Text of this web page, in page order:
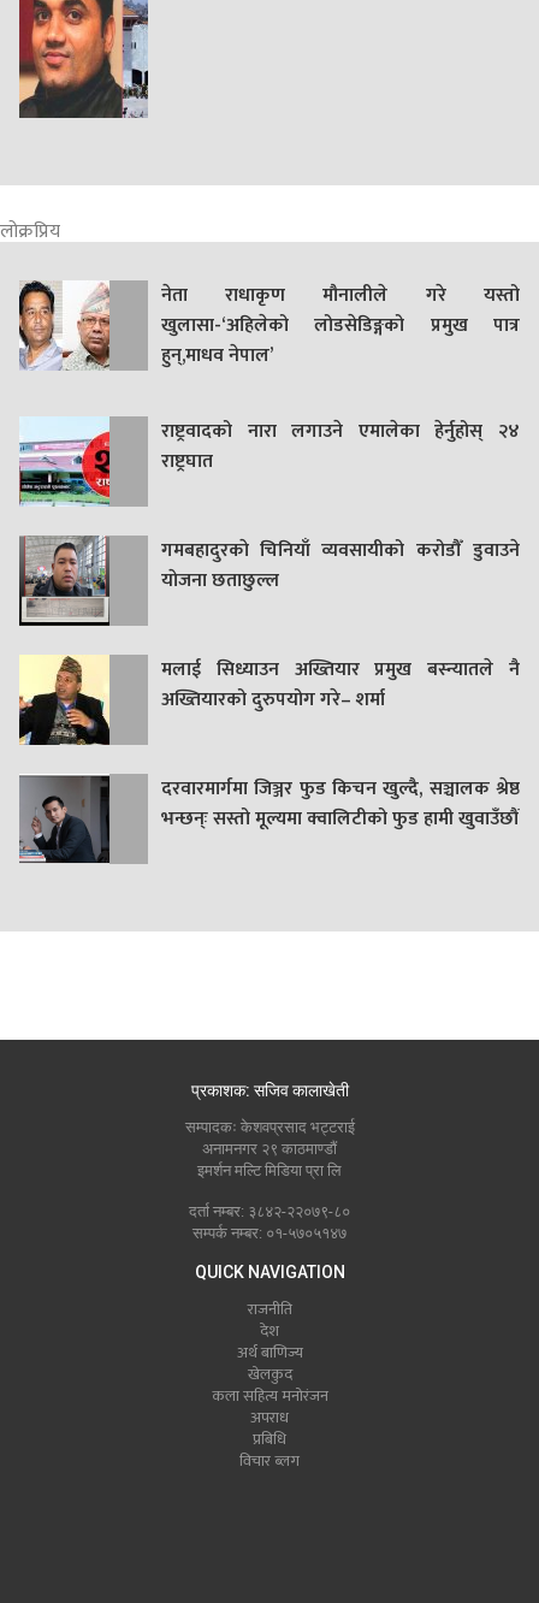
लोक्रप्रिय
नेता राधाकृण मौनालीले गरे यस्तो
खुलासा-‘अहिलेको लोडसेडिङ्गको प्रमुख पात्र
हुन्,माधव नेपाल’
राष्ट्रवादको नारा लगाउने एमालेका हेर्नुहोस् २४
राष्ट्रघात
गमबहादुरकाे चिनियाँ व्यवसायीको करोडौँ डुवाउने
याेजना छताछुल्ल
मलाई सिध्याउन अख्तियार प्रमुख बस्न्यातले नै
अख्तियारको दुरुपयोग गरे– शर्मा
दरवारमार्गमा जिञ्जर फुड किचन खुल्दै, सञ्चालक श्रेष्ठ
भन्छन्ः सस्तो मूल्यमा क्वालिटीको फुड हामी खुवाउँछौं
प्रकाशक: सजिव कालाखेती
सम्पादकः केशवप्रसाद भट्टराई
अनामनगर २९ काठमाण्डौं
इमर्शन मल्टि मिडिया प्रा लि
दर्ता नम्बर: ३८४२-२२०७९-८०
सम्पर्क नम्बर: ०१-५७०५१४७
QUICK NAVIGATION
राजनीति
देश
अर्थ बाणिज्य
खेलकुद
कला सहित्य मनोरंजन
अपराध
प्रबिधि
विचार ब्लग